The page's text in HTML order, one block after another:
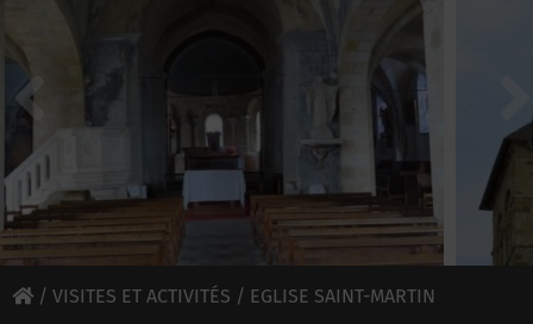
/ VISITES ET ACTIVITÉS / EGLISE SAINT-MARTIN